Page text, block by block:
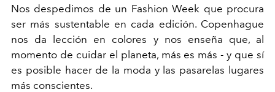
Nos despedimos de un Fashion Week que procura
ser más sustentable en cada edición. Copenhague
nos da lección en colores y nos enseña que, al
momento de cuidar el planeta, más es más - y que sí
es posible hacer de la moda y las pasarelas lugares
más conscientes.